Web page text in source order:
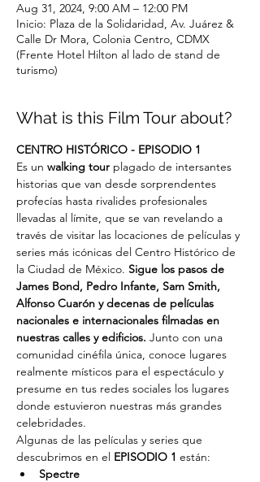
Aug 31, 2024, 9:00 AM – 12:00 PM
Inicio: Plaza de la Solidaridad, Av. Juárez &
Calle Dr Mora, Colonia Centro, CDMX
(Frente Hotel Hilton al lado de stand de
turismo)
What is this Film Tour about?
CENTRO HISTÓRICO - EPISODIO 1
Es un walking tour plagado de intersantes
historias que van desde sorprendentes
profecías hasta rivalides profesionales
llevadas al límite, que se van revelando a
través de visitar las locaciones de películas y
series más icónicas del Centro Histórico de
la Ciudad de México. Sigue los pasos de
James Bond, Pedro Infante, Sam Smith,
Alfonso Cuarón y decenas de películas
nacionales e internacionales filmadas en
nuestras calles y edificios. Junto con una
comunidad cinéfila única, conoce lugares
realmente místicos para el espectáculo y
presume en tus redes sociales los lugares
donde estuvieron nuestras más grandes
celebridades.
Algunas de las películas y series que
descubrimos en el EPISODIO 1 están:
Spectre